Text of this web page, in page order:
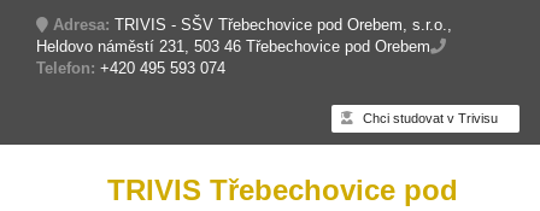
Adresa: TRIVIS - SŠV Třebechovice pod Orebem, s.r.o.,
Heldovo náměstí 231, 503 46 Třebechovice pod Orebem
Telefon: +420 495 593 074
Chci studovat v Trivisu
TRIVIS Třebechovice pod